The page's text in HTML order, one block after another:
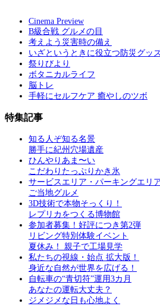
Cinema Preview
B級合戦 グルメの目
考えよう災害時の備え
いざというときに役立つ防災グッ
祭りびより
ボタニカルライフ
脳トレ
手軽にセルフケア 癒やしのツボ
特集記事
知る人ぞ知る名景
勝手に紀州穴場遺産
ひんやりあま〜い
こだわりたっぷりかき氷
サービスエリア・パーキングエリ
ご当地グルメ
3D技術で本物そっくり！
レプリカをつくる博物館
参加者募集！好評につき第2弾
リビング特別体験イベント
夏休み！ 親子で工場見学
私たちの視線・始点 拡大版！
身近な自然が世界を広げる！
自転車の“青切符”運用3カ月
あなたの運転大丈夫？
ジメジメな日も心地よく